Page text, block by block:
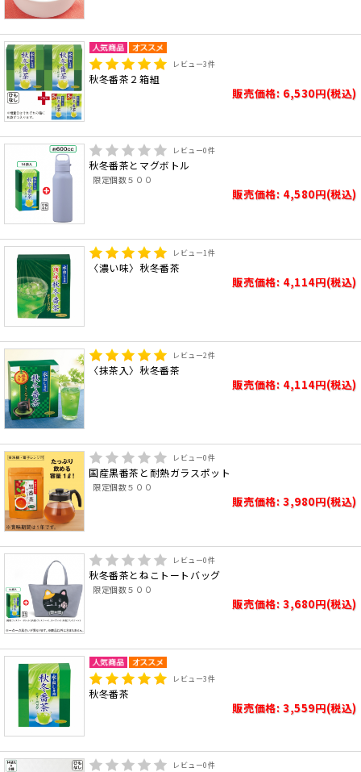
レビュー3件
秋冬番茶２箱組
販売価格: 6,530円(税込)
レビュー0件
秋冬番茶とマグボトル
限定個数５００
販売価格: 4,580円(税込)
レビュー1件
〈濃い味〉秋冬番茶
販売価格: 4,114円(税込)
レビュー2件
〈抹茶入〉秋冬番茶
販売価格: 4,114円(税込)
レビュー0件
国産黒番茶と耐熱ガラスポット
限定個数５００
販売価格: 3,980円(税込)
レビュー0件
秋冬番茶とねこトートバッグ
限定個数５００
販売価格: 3,680円(税込)
レビュー3件
秋冬番茶
販売価格: 3,559円(税込)
レビュー0件